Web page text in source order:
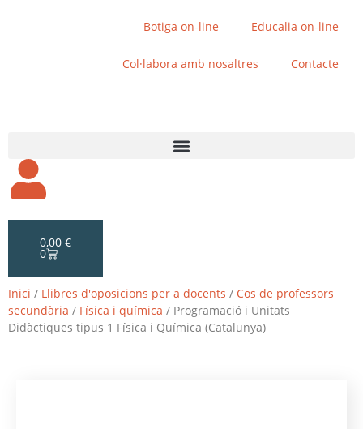
Botiga on-line Educalia on-line
Col·labora amb nosaltres Contacte
0,00 €
0
Inici / Llibres d'oposicions per a docents / Cos de professors
secundària / Física i química / Programació i Unitats
Didàctiques tipus 1 Física i Química (Catalunya)